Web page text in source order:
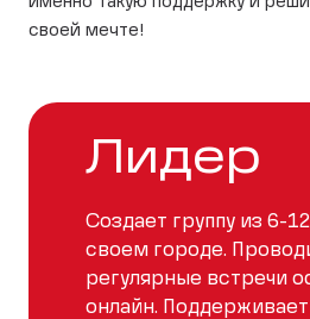
своей мечте!
Лидер
Создает группу из 6-
своем городе.
регулярные встречи
онлайн. Поддерживает